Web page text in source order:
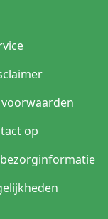
op
bezorginformatie